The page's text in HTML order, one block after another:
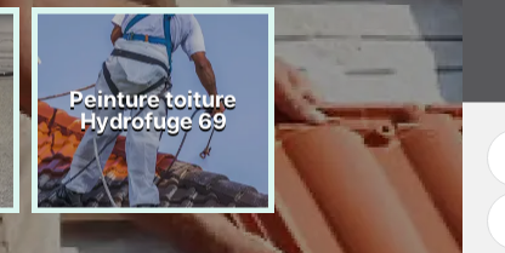
Peinture toiture
Hydrofuge 69
Réparation toiture
69